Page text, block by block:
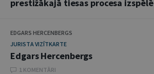
prestižākajā tiesas procesa izspēlē
EDGARS HERCENBERGS
JURISTA VIZĪTKARTE
Edgars Hercenbergs
1 KOMENTĀRI